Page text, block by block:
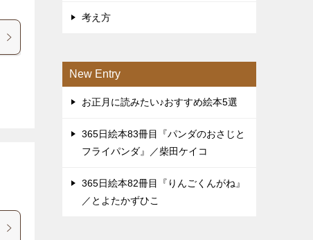
考え方
New Entry
お正月に読みたい♪おすすめ絵本5選
365日絵本83冊目『パンダのおさじと
フライパンダ』／柴田ケイコ
365日絵本82冊目『りんごくんがね』
／とよたかずひこ